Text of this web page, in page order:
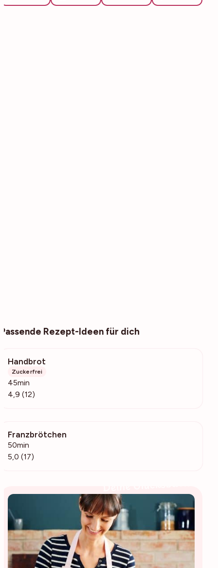
Passende Rezept-Ideen für dich
Handbrot
Zuckerfrei
45min
4,9 (12)
Franzbrötchen
50min
5,0 (17)